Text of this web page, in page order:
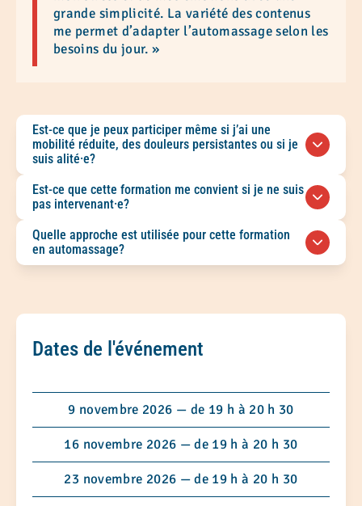
grande simplicité. La variété des contenus
me permet d’adapter l’automassage selon les
besoins du jour. »
Est-ce que je peux participer même si j’ai une
mobilité réduite, des douleurs persistantes ou si je
suis alité·e?
Oui. Peu importe votre mobilité ou la douleur
ressentie, vous pourrez bénéficier de cet atelier.
en position couchée. Les mouvements sont
simples et sans effort. Si votre capacité
Est-ce que cette formation me convient si je ne suis
pas intervenant·e?
Vous devez consulter un·e professionnel·le de la
santé pour une évaluation et un plan de
traitement. L’automassage peut être un
associées au stress chronique.
Quelle approche est utilisée pour cette formation
en automassage?
occidentale du corps et du système nerveux. Elle
conscience, le massage suédois, la
neurophysiologie.
Dates de l'événement
9 novembre 2026 — de 19 h à 20 h 30
16 novembre 2026 — de 19 h à 20 h 30
23 novembre 2026 — de 19 h à 20 h 30